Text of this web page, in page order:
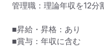
管理職：理論年収を12分
■昇給・昇格：あり
■賞与：年収に含む